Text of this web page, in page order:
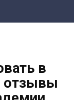
в
отзывы